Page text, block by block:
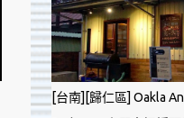
[台南][歸仁區] Oakla